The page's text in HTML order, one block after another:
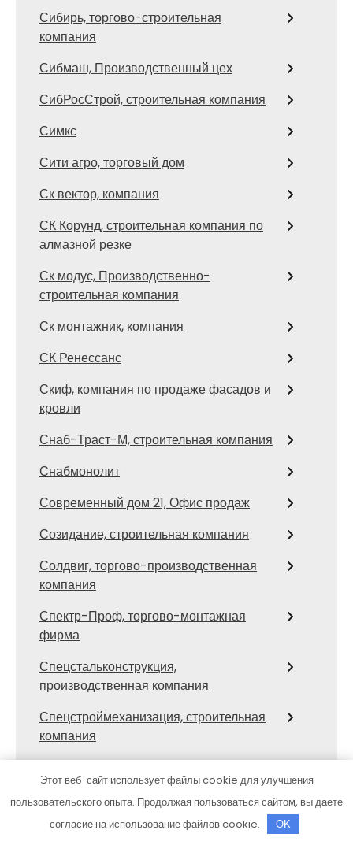
Сибирь, торгово-строительная
компания
Сибмаш, Производственный цех
СибРосСтрой, строительная компания
Симкс
Сити агро, торговый дом
Ск вектор, компания
СК Корунд, строительная компания по
алмазной резке
Ск модус, Производственно-
строительная компания
Ск монтажник, компания
СК Ренессанс
Скиф, компания по продаже фасадов и
кровли
Снаб-Траст-М, строительная компания
Снабмонолит
Современный дом 21, Офис продаж
Созидание, строительная компания
Солдвиг, торгово-производственная
компания
Спектр-Проф, торгово-монтажная
фирма
Спецстальконструкция,
производственная компания
Спецстроймеханизация, строительная
компания
Стальмет, производственная
строительно-монтажная компания
Этот веб-сайт использует файлы cookie для улучшения
пользовательского опыта. Продолжая пользоваться сайтом, вы даете
согласие на использование файлов cookie.
OK